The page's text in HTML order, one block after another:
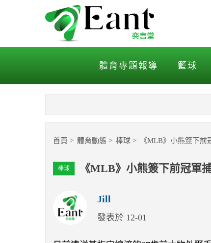
《MLB》小熊簽下前冠軍
體育專題報導 籃球
首頁 體育動態 棒球 《MLB》小熊簽下前
棒球 《MLB》小熊簽下前冠軍
Jill
發表於 12-01